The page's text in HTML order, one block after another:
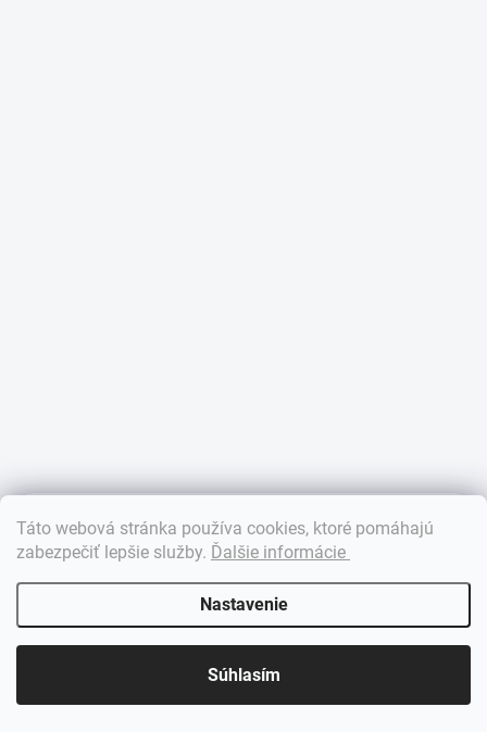
Táto webová stránka používa cookies, ktoré pomáhajú
zabezpečiť lepšie služby. Ďalšie informácie
Nastavenie
Súhlasím
Dobrý deň! 👋 Pomôžem vám nájsť správny diel. Napíšte mi.